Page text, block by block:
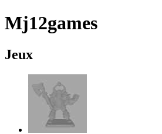
Mj12games
Jeux